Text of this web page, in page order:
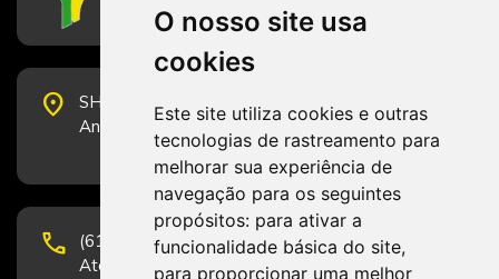
O nosso site usa
cookies
Este site utiliza cookies e outras
tecnologias de rastreamento para
melhorar sua experiência de
navegação para os seguintes
propósitos: para ativar a
funcionalidade básica do site,
para proporcionar uma melhor
place
SHS Quadra 6, Bloco E, Complexo Brasil 21, 20º
Andar, Sala 2001 - CEP 70322-915 - Brasília/DF
phone
(61) 3223-1652 e (61) 98131-3801.
Atendimento por telefone em horário comercial